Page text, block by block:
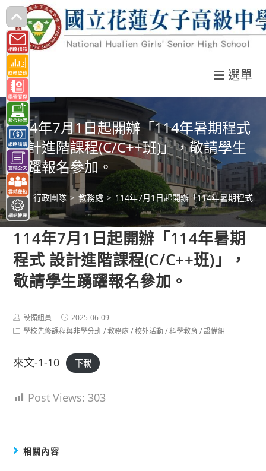
跳
轉
至
主
要
內
容
選單
114年7月1日起開辦「114年暑期程式
設計進階課程(C/C++班)」，敬請學生
踴躍報名參加。
> 行政團隊 > 教務處 > 114年7月1日起開辦「114年暑期程式
114年7月1日起開辦「114年暑期
程式 設計進階課程(C/C++班)」，
敬請學生踴躍報名參加。
Post
author:
設備組員
Post
published:
2025-06-09
Post學校先修課程與非學分班 / 教務處 / 校外活動 / 科學教育 / 設備組
來文-1-10 下載
Post Views: 303
相關內容